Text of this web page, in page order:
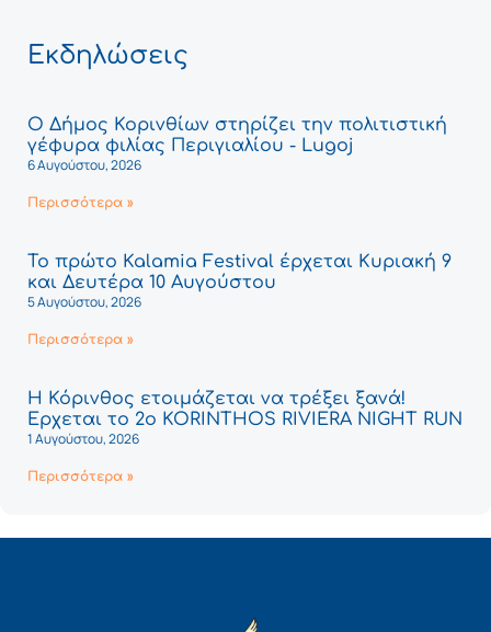
Εκδηλώσεις
Ο Δήμος Κορινθίων στηρίζει την πολιτιστική
γέφυρα φιλίας Περιγιαλίου - Lugoj
6 Αυγούστου, 2026
Περισσότερα »
Το πρώτο Kalamia Festival έρχεται Κυριακή 9
και Δευτέρα 10 Αυγούστου
5 Αυγούστου, 2026
Περισσότερα »
Η Κόρινθος ετοιμάζεται να τρέξει ξανά!
Έρχεται το 2ο KORINTHOS RIVIERA NIGHT RUN
1 Αυγούστου, 2026
Περισσότερα »